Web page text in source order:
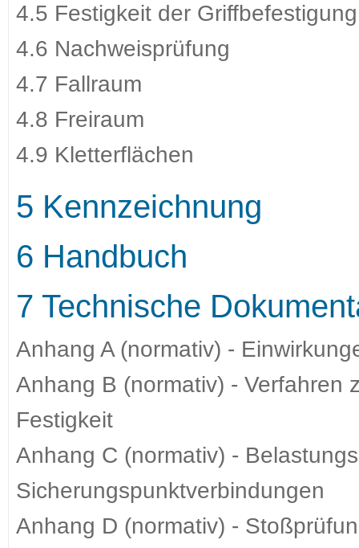
4.5 Festigkeit der Griffbefestigung
4.6 Nachweisprüfung
4.7 Fallraum
4.8 Freiraum
4.9 Kletterflächen
5 Kennzeichnung
6 Handbuch
7 Technische
Anhang A (normativ) -
Anhang B (normativ) - Verfahren
Festigkeit
Anhang C (normativ) -
Sicherungspunktverbindungen
Anhang D (normativ) -